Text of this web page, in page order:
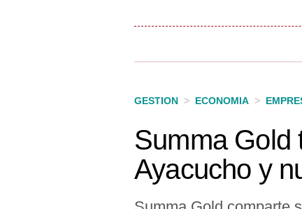
GESTION > ECONOMIA >
Summa Gold
Ayacucho y